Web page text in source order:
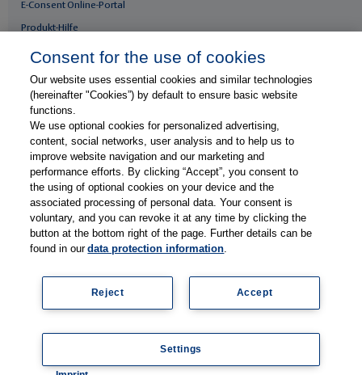
E-Consent Online-Portal
Produkt-Hilfe
Whitepaper & Infomaterial
Unser Unternehmen
Presse & News
Karriere
Kontakt
Web-Seminare
Veranstaltungen
Anwenderberichte
Datenschutzinfomationen
Consent for the use of cookies
Our website uses essential cookies and similar technologies
(hereinafter "Cookies”) by default to ensure basic website
functions.
We use optional cookies for personalized advertising,
content, social networks, user analysis and to help us to
improve website navigation and our marketing and
performance efforts. By clicking “Accept”, you consent to
the using of optional cookies on your device and the
associated processing of personal data. Your consent is
voluntary, and you can revoke it at any time by clicking the
button at the bottom right of the page. Further details can be
found in ourdata protection information
Accept
Reject
Settings